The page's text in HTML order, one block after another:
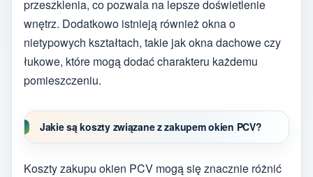
przeszklenia, co pozwala na lepsze doświetlenie
wnętrz. Dodatkowo istnieją również okna o
nietypowych kształtach, takie jak okna dachowe czy
łukowe, które mogą dodać charakteru każdemu
pomieszczeniu.
Jakie są koszty związane z zakupem okien PCV?
Koszty zakupu okien PCV mogą się znacznie różnić